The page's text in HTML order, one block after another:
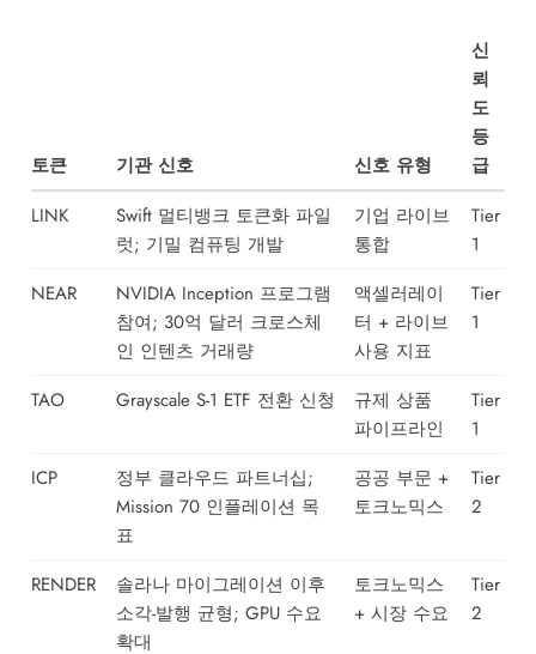
토큰 기관 신호 신호 유형
신
뢰
도
등
급
LINK
Swift 멀티뱅크 토큰화 파일
럿; 기밀 컴퓨팅 개발
기업 라이브
통합
Tier
1
NEAR
NVIDIA Inception 프로그램
참여; 30억 달러 크로스체
인 인텐츠 거래량
액셀러레이
터 + 라이브
사용 지표
Tier
1
TAO Grayscale S-1 ETF 전환 신청
규제 상품
파이프라인
Tier
1
ICP
정부 클라우드 파트너십;
Mission 70 인플레이션 목
표
공공 부문 +
토크노믹스
Tier
2
RENDER
솔라나 마이그레이션 이후
소각-발행 균형; GPU 수요
확대
토크노믹스
+ 시장 수요
Tier
2